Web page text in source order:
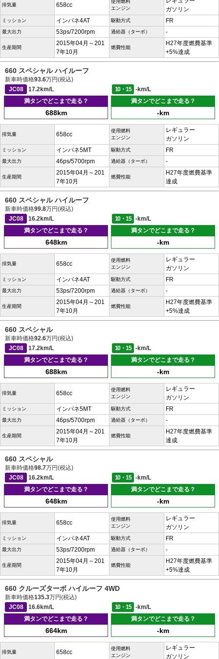
排気量 658cc
使用燃料
エンジン
ガソリン
ミッション インパネ4AT 駆動方式 FR
最大出力 53ps/7200rpm 過給器（ターボ） -
生産期間
2015年04月～201
7年10月
燃費性能
H27年度燃費基準
+5%達成
660 スペシャル ハイルーフ
新車時価格93.6万円(税込)
JC08
17.2km/L 10・15
-km/L
満タンでどこまで走る？
688km
満タンでどこまで走る？
-km
排気量 658cc
使用燃料
エンジン
レギュラー
ガソリン
ミッション インパネ5MT 駆動方式 FR
最大出力 46ps/5700rpm 過給器（ターボ） -
生産期間
2015年04月～201
7年10月
燃費性能
H27年度燃費基準
達成
660 スペシャル ハイルーフ
新車時価格99.8万円(税込)
JC08
16.2km/L 10・15
-km/L
満タンでどこまで走る？
648km
満タンでどこまで走る？
-km
排気量 658cc
使用燃料
エンジン
レギュラー
ガソリン
ミッション インパネ4AT 駆動方式 FR
最大出力 53ps/7200rpm 過給器（ターボ） -
生産期間
2015年04月～201
7年10月
燃費性能
H27年度燃費基準
+5%達成
660 スペシャル
新車時価格92.6万円(税込)
JC08
17.2km/L 10・15
-km/L
満タンでどこまで走る？
688km
満タンでどこまで走る？
-km
排気量 658cc
使用燃料
エンジン
レギュラー
ガソリン
ミッション インパネ5MT 駆動方式 FR
最大出力 46ps/5700rpm 過給器（ターボ） -
生産期間
2015年04月～201
7年10月
燃費性能
H27年度燃費基準
達成
660 スペシャル
新車時価格98.7万円(税込)
JC08
16.2km/L 10・15
-km/L
満タンでどこまで走る？
648km
満タンでどこまで走る？
-km
排気量 658cc
使用燃料
エンジン
レギュラー
ガソリン
ミッション インパネ4AT 駆動方式 FR
最大出力 53ps/7200rpm 過給器（ターボ） -
生産期間
2015年04月～201
7年10月
燃費性能
H27年度燃費基準
+5%達成
660 クルーズターボ ハイルーフ 4WD
新車時価格135.3万円(税込)
JC08
16.6km/L 10・15
-km/L
満タンでどこまで走る？
664km
満タンでどこまで走る？
-km
排気量 658cc
使用燃料
エンジン
レギュラー
ガソリン